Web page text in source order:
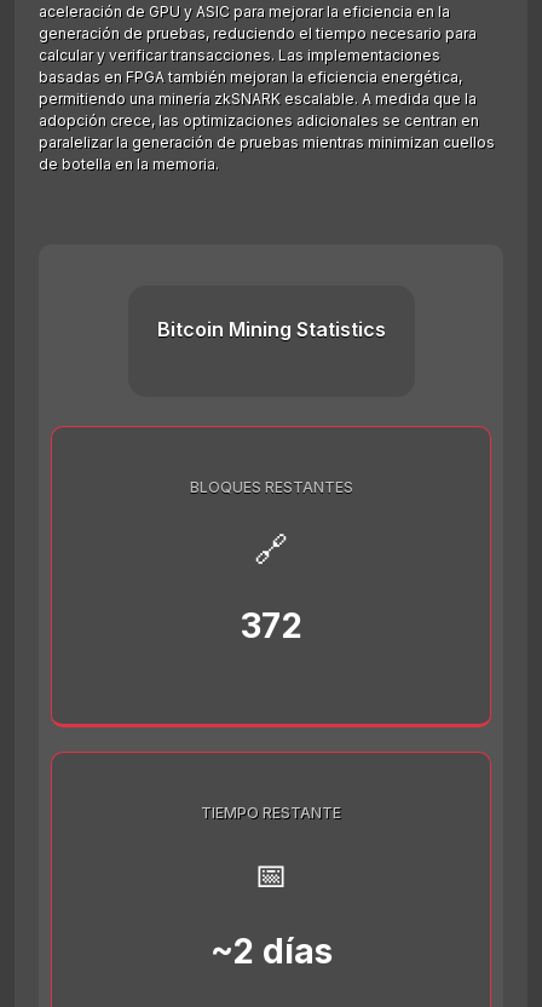
aceleración de GPU y ASIC para mejorar la eficiencia en la
generación de pruebas, reduciendo el tiempo necesario para
calcular y verificar transacciones. Las implementaciones
basadas en FPGA también mejoran la eficiencia energética,
permitiendo una minería zkSNARK escalable. A medida que la
adopción crece, las optimizaciones adicionales se centran en
paralelizar la generación de pruebas mientras minimizan cuellos
de botella en la memoria.
Bitcoin Mining Statistics
BLOQUES RESTANTES
🔗
372
TIEMPO RESTANTE
📅
~2 días